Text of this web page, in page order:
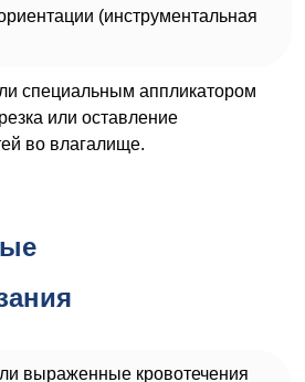
(инструментальная
специальным аппликатором
или оставление
во влагалище.
выраженные кровотечения